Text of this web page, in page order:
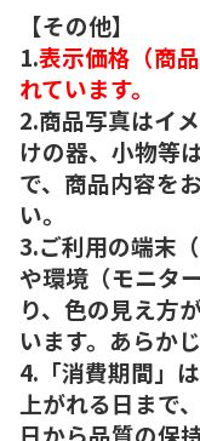
【その他】
1.表示価格（商
れています。
2.商品写真はイ
けの器、小物等
で、商品内容を
い。
3.ご利用の端末
や環境（モニタ
り、色の見え方
います。あらか
4.「消費期間」
上がれる日まで